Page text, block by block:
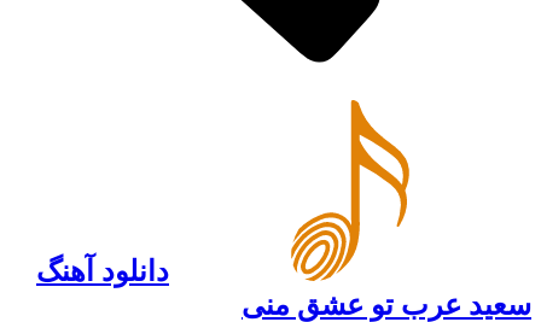
دانلود آهنگ
سعید عرب تو عشق منی